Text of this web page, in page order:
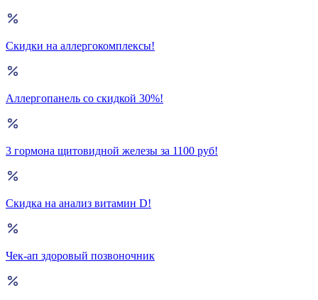
Скидки на аллергокомплексы!
Аллергопанель со скидкой 30%!
3 гормона щитовидной железы за 1100 руб!
Скидка на анализ витамин D!
Чек-ап здоровый позвоночник